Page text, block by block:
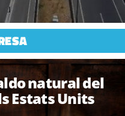
natural del
Estats Units